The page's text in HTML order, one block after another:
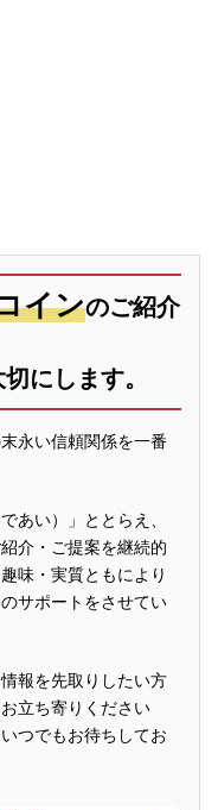
インのご紹介
にします。
永い信頼関係を一番
あい）」ととらえ、
介・ご提案を継続的
味・実質ともにより
サポートをさせてい
報を先取りしたい方
立ち寄りください
つでもお待ちしてお